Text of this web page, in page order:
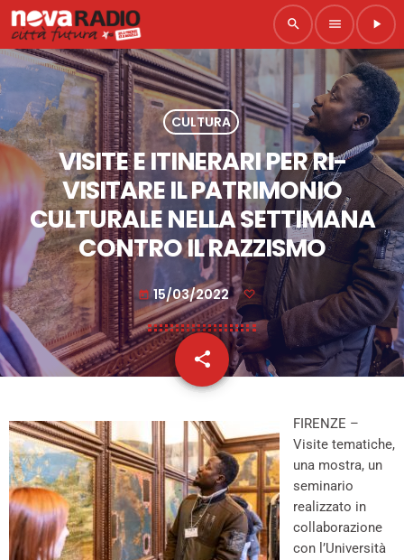
search menu play_arrow
CULTURA
VISITE E ITINERARI PER RI-
VISITARE IL PATRIMONIO
CULTURALE NELLA SETTIMANA
CONTRO IL RAZZISMO
today 15/03/2022
share
email
FIRENZE –
Visite tematiche,
una mostra, un
seminario
realizzato in
collaborazione
con l’Università